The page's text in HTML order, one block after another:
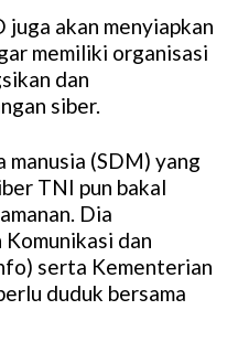
akan menyiapkan
memiliki organisasi
dan
siber.
manusia (SDM) yang
TNI pun bakal
Dia
dan
serta Kementerian
duduk bersama